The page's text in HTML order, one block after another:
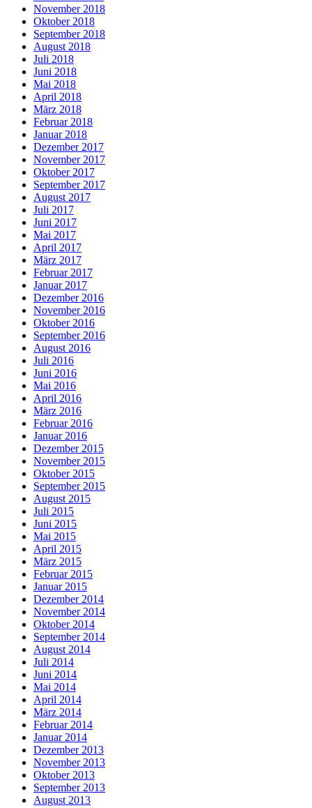
November 2018
Oktober 2018
September 2018
August 2018
Juli 2018
Juni 2018
Mai 2018
April 2018
März 2018
Februar 2018
Januar 2018
Dezember 2017
November 2017
Oktober 2017
September 2017
August 2017
Juli 2017
Juni 2017
Mai 2017
April 2017
März 2017
Februar 2017
Januar 2017
Dezember 2016
November 2016
Oktober 2016
September 2016
August 2016
Juli 2016
Juni 2016
Mai 2016
April 2016
März 2016
Februar 2016
Januar 2016
Dezember 2015
November 2015
Oktober 2015
September 2015
August 2015
Juli 2015
Juni 2015
Mai 2015
April 2015
März 2015
Februar 2015
Januar 2015
Dezember 2014
November 2014
Oktober 2014
September 2014
August 2014
Juli 2014
Juni 2014
Mai 2014
April 2014
März 2014
Februar 2014
Januar 2014
Dezember 2013
November 2013
Oktober 2013
September 2013
August 2013